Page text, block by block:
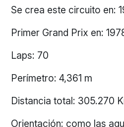
Se crea este circuito en:
Primer Grand Prix en:
Laps: 70
Perímetro: 4,361 m
Distancia total: 305.270
Orientación: como las